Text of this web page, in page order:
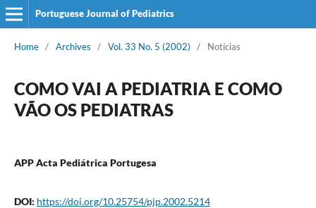
Portuguese Journal of Pediatrics
Home / Archives / Vol. 33 No. 5 (2002) / Notícias
COMO VAI A PEDIATRIA E COMO
VÃO OS PEDIATRAS
APP Acta Pediátrica Portugesa
DOI: https://doi.org/10.25754/pjp.2002.5214